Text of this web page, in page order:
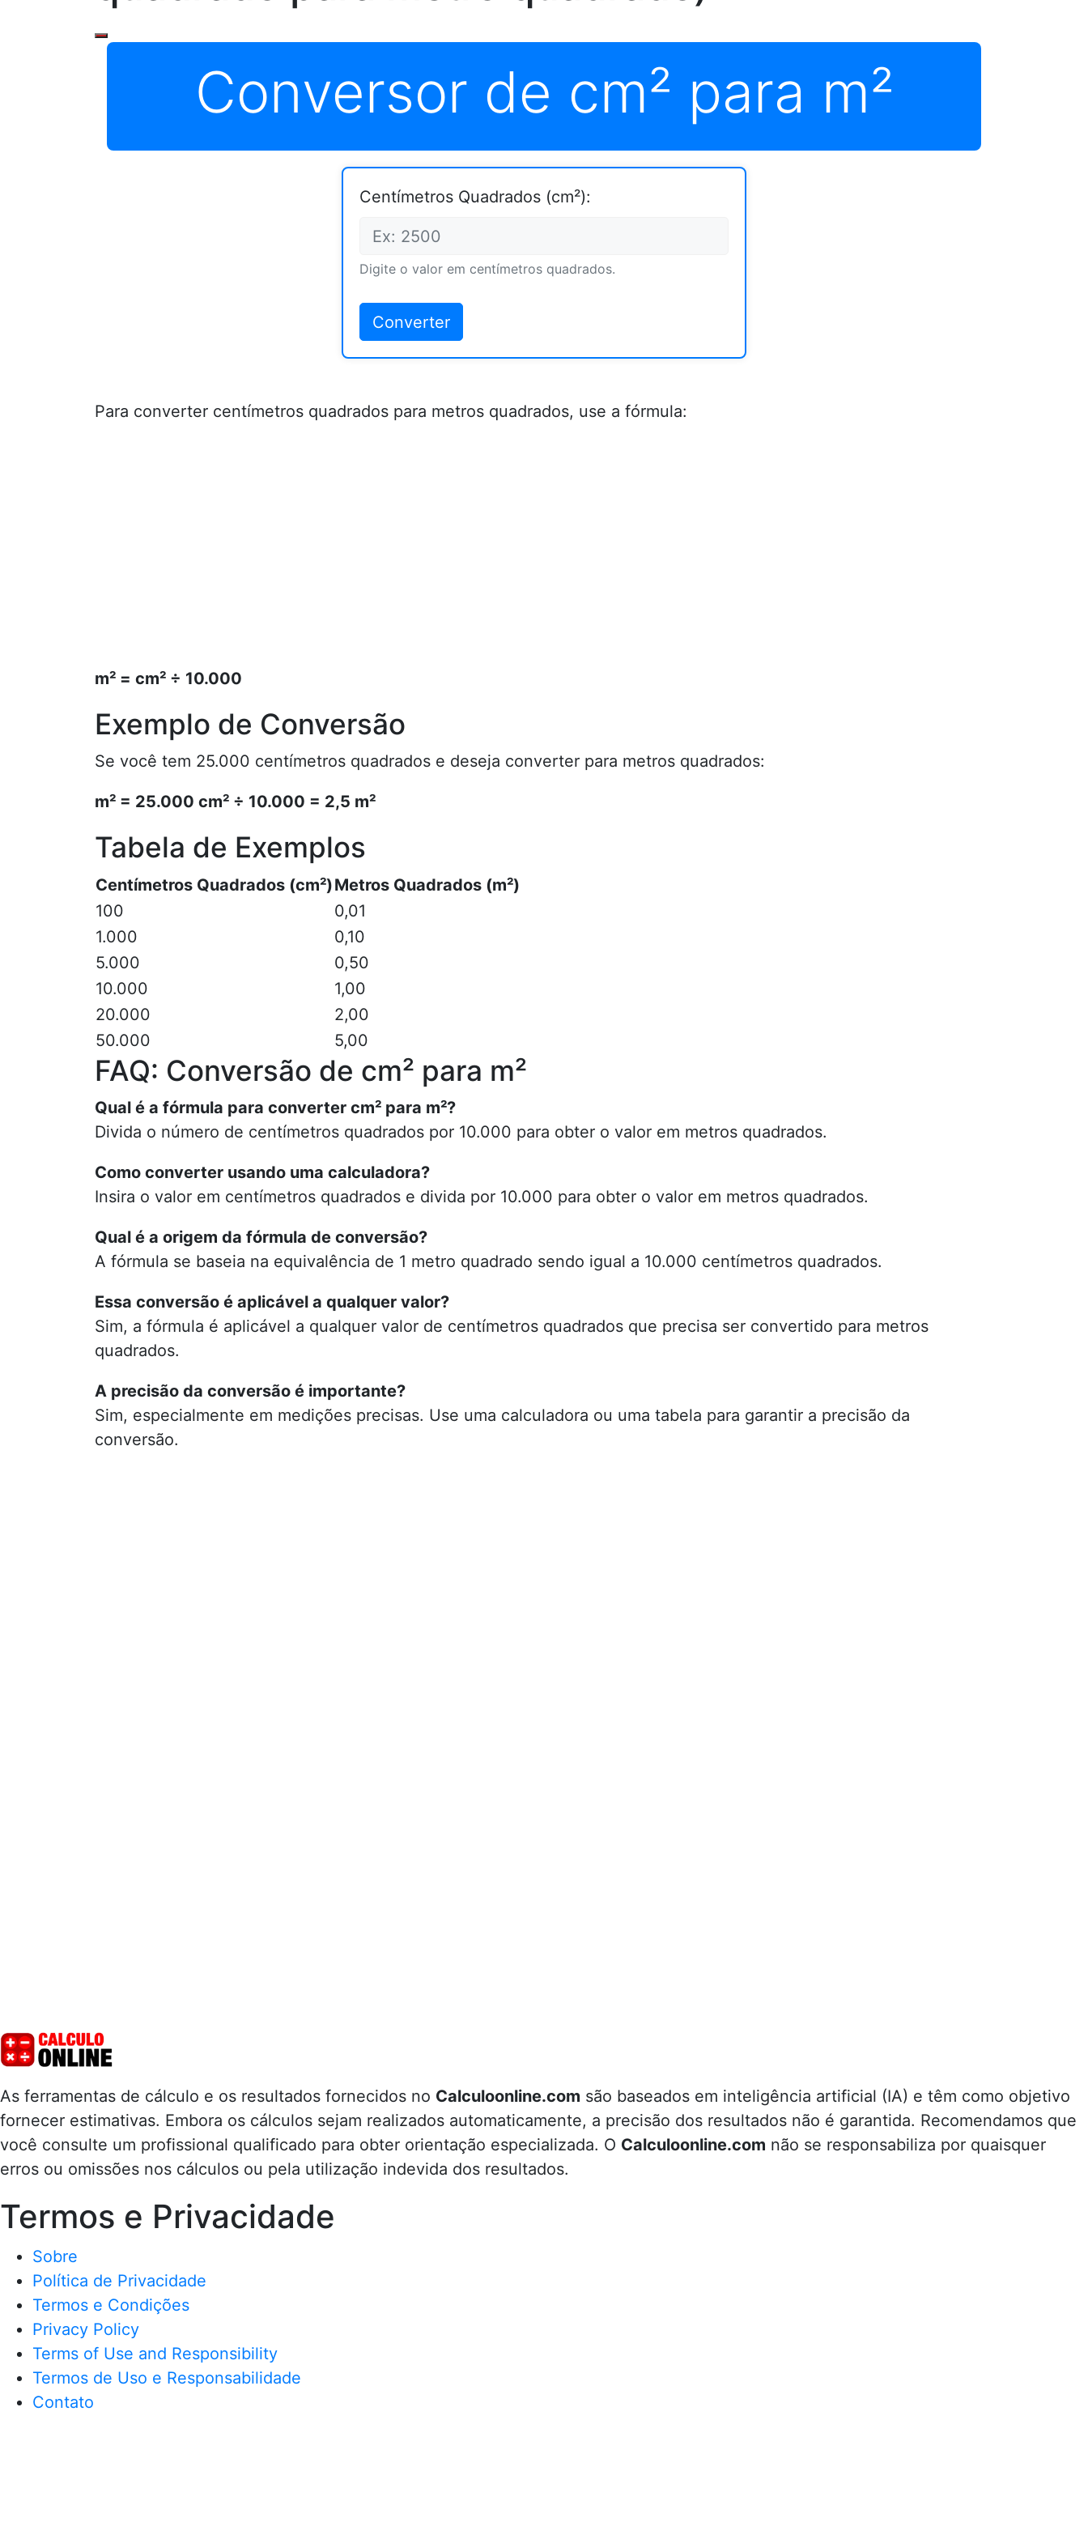
Conversor de cm² para m²
Centímetros Quadrados (cm²):
Digite o valor em centímetros quadrados.
Converter
Para converter centímetros quadrados para metros quadrados, use a fórmula:
m² = cm² ÷ 10.000
Exemplo de Conversão
Se você tem 25.000 centímetros quadrados e deseja converter para metros quadrados:
m² = 25.000 cm² ÷ 10.000 = 2,5 m²
Tabela de Exemplos
Centímetros Quadrados (cm²)Metros Quadrados (m²)
100
0,01
1.000
0,10
5.000
0,50
10.000
1,00
20.000
2,00
50.000
5,00
FAQ: Conversão de cm² para m²
Qual é a fórmula para converter cm² para m²?
Divida o número de centímetros quadrados por 10.000 para obter o valor em metros quadrados.
Como converter usando uma calculadora?
Insira o valor em centímetros quadrados e divida por 10.000 para obter o valor em metros quadrados.
Qual é a origem da fórmula de conversão?
A fórmula se baseia na equivalência de 1 metro quadrado sendo igual a 10.000 centímetros quadrados.
Essa conversão é aplicável a qualquer valor?
Sim, a fórmula é aplicável a qualquer valor de centímetros quadrados que precisa ser convertido para metros
quadrados.
A precisão da conversão é importante?
Sim, especialmente em medições precisas. Use uma calculadora ou uma tabela para garantir a precisão da
conversão.
As ferramentas de cálculo e os resultados fornecidos no Calculoonline.com são baseados em inteligência artificial (IA) e têm como objetivo
fornecer estimativas. Embora os cálculos sejam realizados automaticamente, a precisão dos resultados não é garantida. Recomendamos que
você consulte um profissional qualificado para obter orientação especializada. O Calculoonline.com não se responsabiliza por quaisquer
erros ou omissões nos cálculos ou pela utilização indevida dos resultados.
Termos e Privacidade
Sobre
Política de Privacidade
Termos e Condições
Privacy Policy
Terms of Use and Responsibility
Termos de Uso e Responsabilidade
Contato